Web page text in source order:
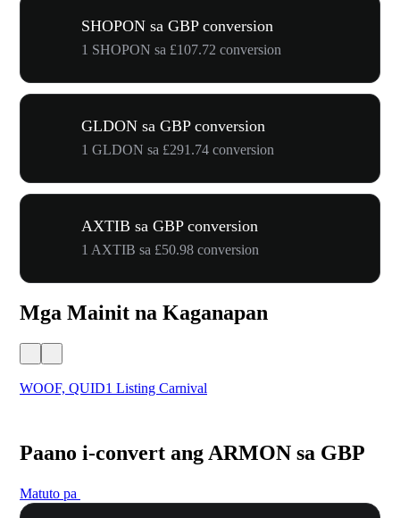
SHOPON sa GBP conversion
1 SHOPON sa £107.72 conversion
GLDON sa GBP conversion
1 GLDON sa £291.74 conversion
AXTIB sa GBP conversion
1 AXTIB sa £50.98 conversion
Mga Mainit na Kaganapan
WOOF, QUID1 Listing Carnival
Paano i-convert ang ARMON sa GBP
Matuto pa